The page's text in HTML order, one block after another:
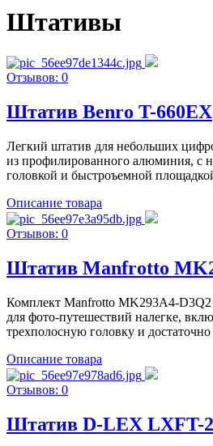
Штативы
Отзывов: 0
Штатив Benro T-660EX
Легкий штатив для небольших
из профилированного алюминия, с
головкой и быстроъемной
Описание товара
Отзывов: 0
Штатив Manfrotto
Комплект Manfrotto MK293A4-D3Q2
для фото-путешествий налегке,
трехполосную головку и достаточно
Описание товара
Отзывов: 0
Штатив D-LEX LXFT-